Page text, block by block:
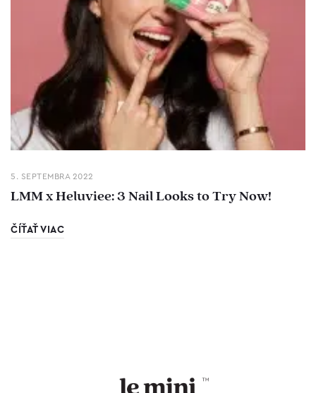
5. SEPTEMBRA 2022
LMM x Heluviee: 3 Nail Looks to Try Now!
ČÍŤAŤ VIAC